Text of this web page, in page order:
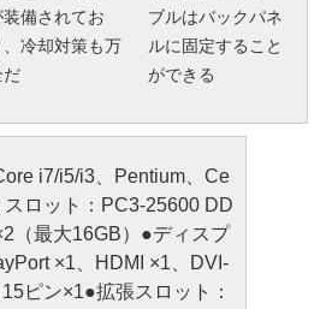
装備されてお
、冷却対策も万
だ
ブルはバックパネ
ルに固定すること
ができる
i7/i5/i3、Pentium、Ce
スロット：PC3-25600 DD
（最大16GB）●ディスプ
×1、HDMI ×1、DVI-
ピン×1●拡張スロット：